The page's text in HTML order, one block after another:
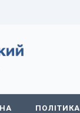
ПОЛІТИКА